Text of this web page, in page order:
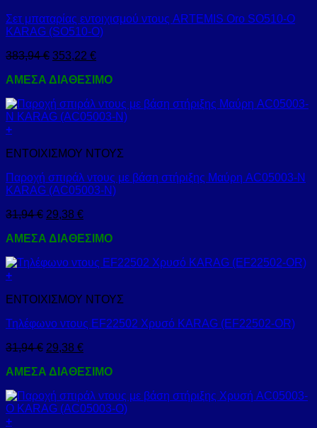
Σετ μπαταρίας εντοιχισμού ντους ARTEMIS Oro SO510-O
KARAG (SO510-O)
383,94€ 353,22 €
ΑΜΕΣΑ ΔΙΑΘΕΣΙΜΟ
+
ΕΝΤΟΙΧΙΣΜΟΥ ΝΤΟΥΣ
Παροχή σπιράλ ντους με βάση στήριξης Μαύρη AC05003-N
KARAG (AC05003-N)
31,94€ 29,38 €
ΑΜΕΣΑ ΔΙΑΘΕΣΙΜΟ
+
ΕΝΤΟΙΧΙΣΜΟΥ ΝΤΟΥΣ
Τηλέφωνο ντους EF22502 Χρυσό KARAG (EF22502-OR)
31,94€ 29,38 €
ΑΜΕΣΑ ΔΙΑΘΕΣΙΜΟ
+